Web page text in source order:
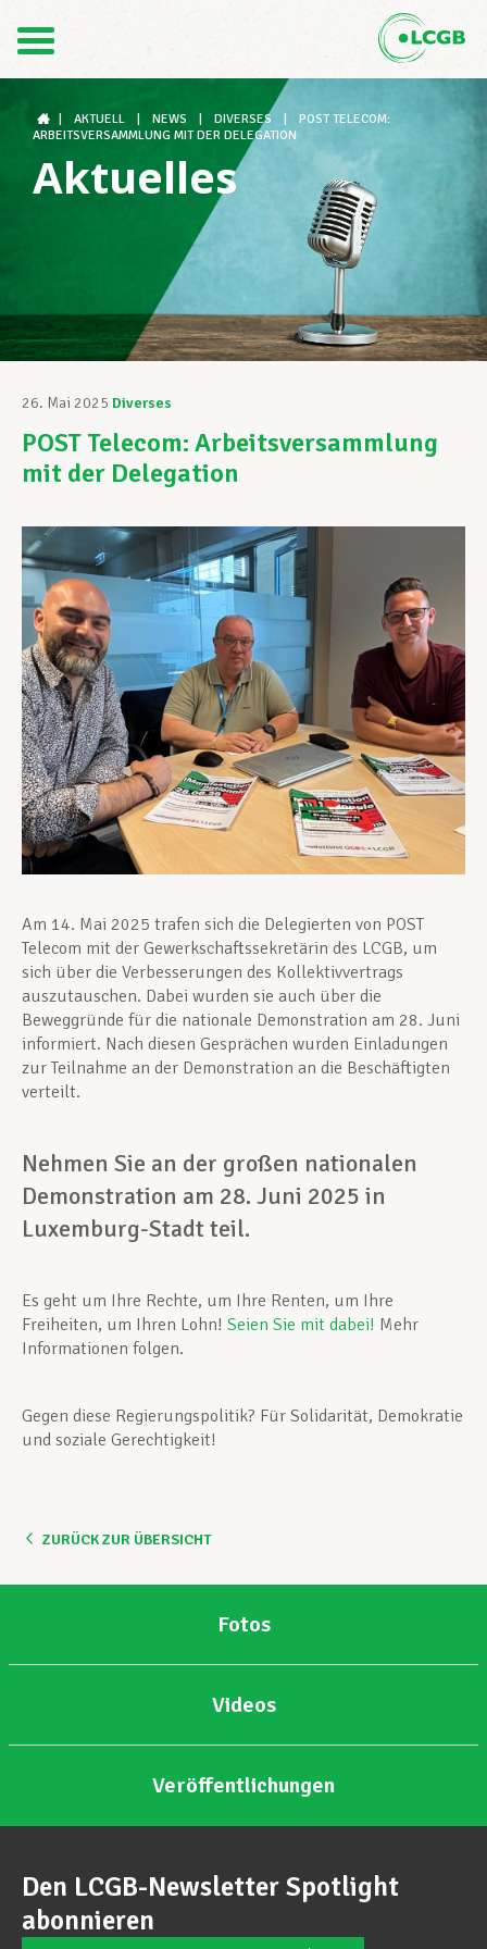
FR
Der LCGB
Gewerkschaftsstrukturen
Unterstützung im Arbeitsalltag
Ihre Rechte
Unterstützung im Privatleben
Berufliche Weiterentwicklung
Mitglied werden
Aktuell
AKTUELL NEWS DIVERSES
POST TELECOM:
ARBEITSVERSAMMLUNG MIT DER DELEGATION
Aktuelles
26. Mai 2025 Diverses
POST Telecom: Arbeitsversammlung
mit der Delegation
Am 14. Mai 2025 trafen sich die Delegierten von POST
Telecom mit der Gewerkschaftssekretärin des LCGB, um
sich über die Verbesserungen des Kollektivvertrags
auszutauschen. Dabei wurden sie auch über die
Beweggründe für die nationale Demonstration am 28. Juni
informiert. Nach diesen Gesprächen wurden Einladungen
zur Teilnahme an der Demonstration an die Beschäftigten
verteilt.
Nehmen Sie an der großen nationalen
Demonstration am 28. Juni 2025 in
Luxemburg-Stadt teil.
Es geht um Ihre Rechte, um Ihre Renten, um Ihre
Freiheiten, um Ihren Lohn! Seien Sie mit dabei! Mehr
Informationen folgen.
Gegen diese Regierungspolitik? Für Solidarität, Demokratie
und soziale Gerechtigkeit!
ZURÜCK ZUR ÜBERSICHT
Fotos
Videos
Veröffentlichungen
Den LCGB-Newsletter Spotlight
abonnieren